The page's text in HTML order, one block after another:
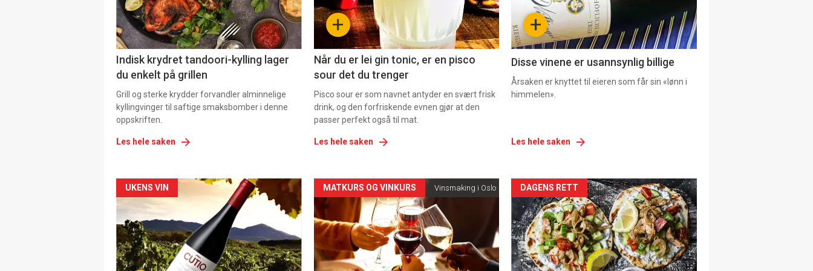
Indisk krydret tandoori-kylling lager
du enkelt på grillen
Grill og sterke krydder forvandler alminnelige
kyllingvinger til saftige smaksbomber i denne
oppskriften.
Les hele saken
-
+
Når du er lei gin tonic, er en pisco
sour det du trenger
Pisco sour er som navnet antyder en svært frisk
drink, og den forfriskende evnen gjør at den
passer perfekt også til mat.
Les hele saken
3 +
Disse vinene er usannsynlig billige
Årsaken er knyttet til eieren som får sin «lønn i
himmelen».
Les hele saken
Forsiden
akkurat
nå
UKENS VIN
Forsiden
akkurat
nå
MATKURS OG VINKURS Vinsmaking i Oslo
Forsiden
akkurat
nå
DAGENS RETT